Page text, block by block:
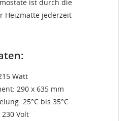
ist durch die
Heizmatte jederzeit
Watt
290 x 635 mm
25°C bis 35°C
Volt